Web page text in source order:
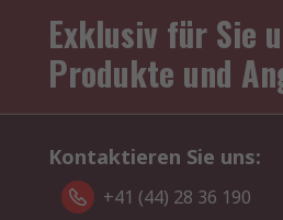
Exklusiv für Sie
Produkte und
Kontaktieren Sie uns:
+41 (44) 28 36 190